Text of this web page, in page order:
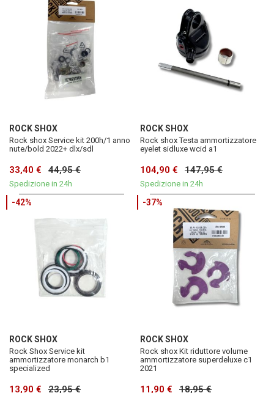
ROCK SHOX
Rock shox Service kit 200h/1 anno
nute/bold 2022+ dlx/sdl
33,40 € 44,95 €
Spedizione in 24h
ROCK SHOX
Rock shox Testa ammortizzatore
eyelet sidluxe wcid a1
104,90 € 147,95 €
Spedizione in 24h
-42%
ROCK SHOX
Rock Shox Service kit
ammortizzatore monarch b1
specialized
13,90 € 23,95 €
-37%
ROCK SHOX
Rock shox Kit riduttore volume
ammortizzatore superdeluxe c1
2021
11,90 € 18,95 €